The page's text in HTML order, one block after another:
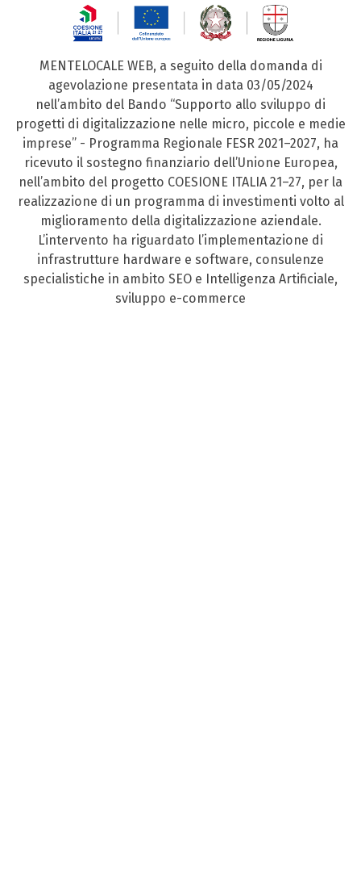
MENTELOCALE WEB, a seguito della domanda di
agevolazione presentata in data 03/05/2024
nell’ambito del Bando “Supporto allo sviluppo di
progetti di digitalizzazione nelle micro, piccole e medie
imprese” - Programma Regionale FESR 2021–2027, ha
ricevuto il sostegno finanziario dell’Unione Europea,
nell’ambito del progetto COESIONE ITALIA 21–27, per la
realizzazione di un programma di investimenti volto al
miglioramento della digitalizzazione aziendale.
L’intervento ha riguardato l’implementazione di
infrastrutture hardware e software, consulenze
specialistiche in ambito SEO e Intelligenza Artificiale,
sviluppo e-commerce